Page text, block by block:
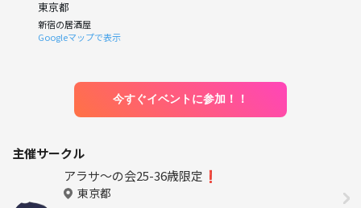
東京都
新宿の居酒屋
Googleマップで表示
今すぐイベントに参加！！
主催サークル
アラサ〜の会25-36歳限定❗️
東京都